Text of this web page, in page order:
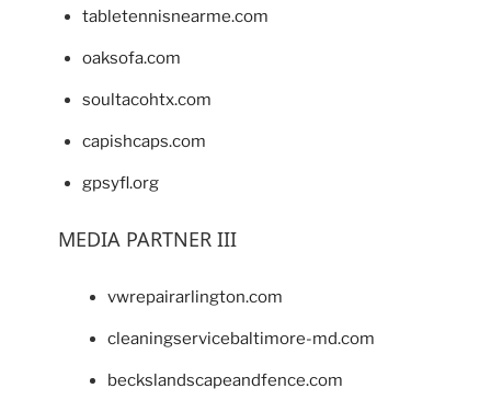
tabletennisnearme.com
oaksofa.com
soultacohtx.com
capishcaps.com
gpsyfl.org
MEDIA PARTNER III
vwrepairarlington.com
cleaningservicebaltimore-md.com
beckslandscapeandfence.com